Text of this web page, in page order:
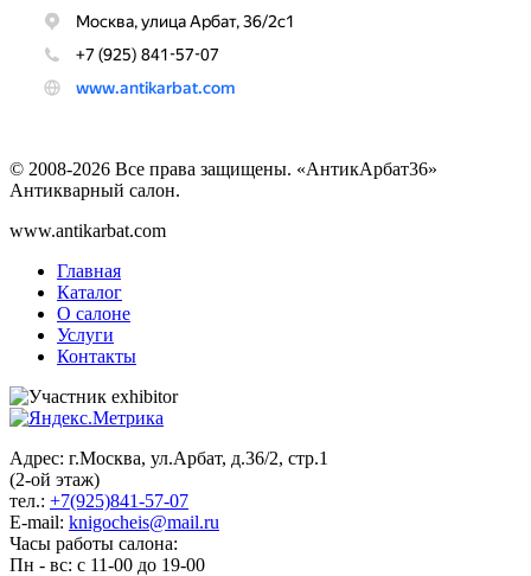
© 2008-2026 Все права защищены. «АнтикАрбат36»
Антикварный салон.
www.antikarbat.com
Главная
Каталог
О салоне
Услуги
Контакты
Адрес: г.Москва, ул.Арбат, д.36/2, стр.1
(2-ой этаж)
тел.: +7(925)841-57-07
E-mail: knigocheis@mail.ru
Часы работы салона:
Пн - вс: с 11-00 до 19-00